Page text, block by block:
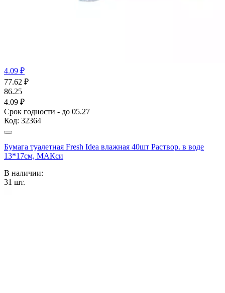
4.09 ₽
77.62 ₽
86.25
4.09 ₽
Срок годности - до 05.27
Код: 32364
Бумага туалетная Fresh Idea влажная 40шт Раствор. в воде
13*17см, МАКси
В наличии:
31 шт.